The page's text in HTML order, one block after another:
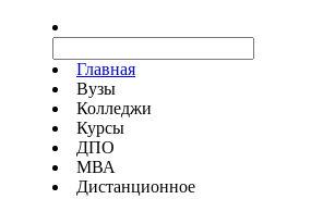
Главная
Вузы
Колледжи
Курсы
ДПО
МВА
Дистанционное